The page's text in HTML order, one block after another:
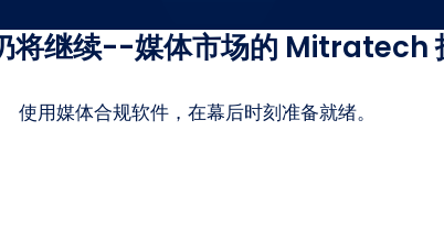
将继续--媒体市场的 Mitratech
使用媒体合规软件，在幕后时刻准备就绪。